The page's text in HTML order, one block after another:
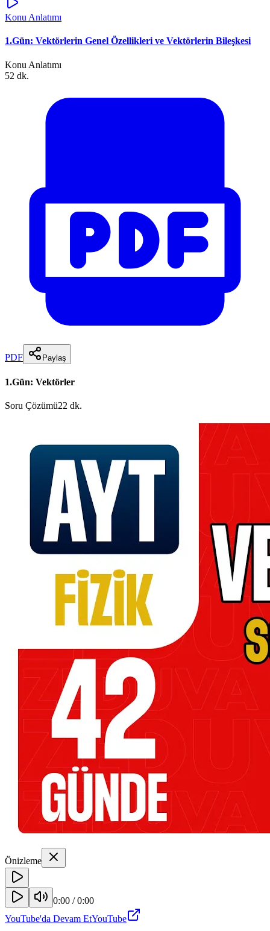
Konu Anlatımı
1.Gün: Vektörlerin Genel Özellikleri ve Vektörlerin Bileşkesi
Konu Anlatımı
52 dk.
PDF Paylaş
1.Gün: Vektörler
Soru Çözümü22 dk.
Önizleme
0:00 /0:00
YouTube'da Devam EtYouTube